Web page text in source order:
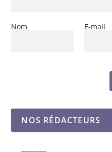
Nom E-mail
NOS RÉDACTEURS